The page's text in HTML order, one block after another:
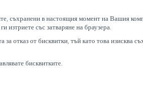
съхранени в настоящия момент на Вашия
изтриете със затваряне на браузера.
отказ от бисквитки, тъй като това изисква
бисквитките.